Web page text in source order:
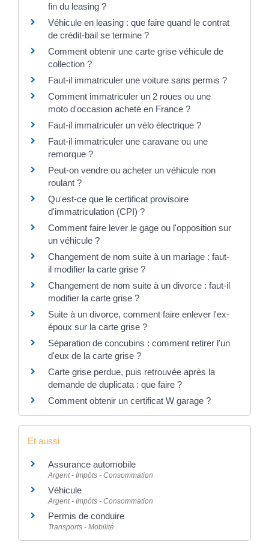
fin du leasing ?
Véhicule en leasing : que faire quand le contrat
de crédit-bail se termine ?
Comment obtenir une carte grise véhicule de
collection ?
Faut-il immatriculer une voiture sans permis ?
Comment immatriculer un 2 roues ou une
moto d'occasion acheté en France ?
Faut-il immatriculer un vélo électrique ?
Faut-il immatriculer une caravane ou une
remorque ?
Peut-on vendre ou acheter un véhicule non
roulant ?
Qu'est-ce que le certificat provisoire
d'immatriculation (CPI) ?
Comment faire lever le gage ou l'opposition sur
un véhicule ?
Changement de nom suite à un mariage : faut-
il modifier la carte grise ?
Changement de nom suite à un divorce : faut-il
modifier la carte grise ?
Suite à un divorce, comment faire enlever l'ex-
époux sur la carte grise ?
Séparation de concubins : comment retirer l'un
d'eux de la carte grise ?
Carte grise perdue, puis retrouvée après la
demande de duplicata : que faire ?
Comment obtenir un certificat W garage ?
Et aussi
Assurance automobile
Argent - Impôts - Consommation
Véhicule
Argent - Impôts - Consommation
Permis de conduire
Transports - Mobilité